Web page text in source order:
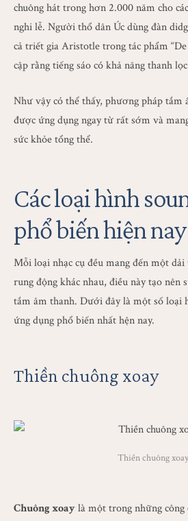
chuông hát trong hơn 2.000 năm cho
nghi lễ. Người thổ dân Úc dùng đàn
cả triết gia Aristotle trong tác phẩm
cập rằng tiếng sáo có khả năng thanh
Như vậy có thể thấy, phương pháp tắm
được ứng dụng ngay từ rất sớm và
sức khỏe tổng thể.
Các loại hình
phổ biến hiện nay
Mỗi loại nhạc cụ đều mang đến một
rung động khác nhau, điều này tạo nên
tắm âm thanh. Dưới đây là một số loại
ứng dụng phổ biến nhất hện nay.
Thiền chuông xoay
Thiền chuông xoay
Chuông xoaylà một trong những công